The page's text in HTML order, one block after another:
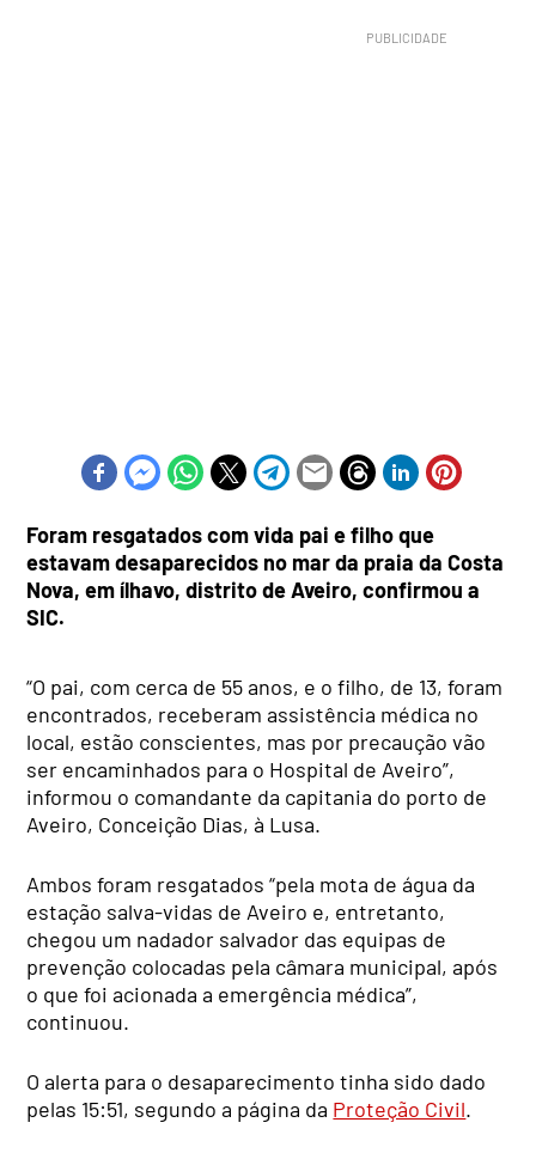
Foram resgatados com vida pai e filho que
estavam desaparecidos no mar da praia da Costa
Nova, em ílhavo, distrito de Aveiro, confirmou a
SIC.
“O pai, com cerca de 55 anos, e o filho, de 13, foram
encontrados, receberam assistência médica no
local, estão conscientes, mas por precaução vão
ser encaminhados para o Hospital de Aveiro”,
informou o comandante da capitania do porto de
Aveiro, Conceição Dias, à Lusa.
Ambos foram resgatados “pela mota de água da
estação salva-vidas de Aveiro e, entretanto,
chegou um nadador salvador das equipas de
prevenção colocadas pela câmara municipal, após
o que foi acionada a emergência médica”,
continuou.
O alerta para o desaparecimento tinha sido dado
pelas 15:51, segundo a página da Proteção Civil.